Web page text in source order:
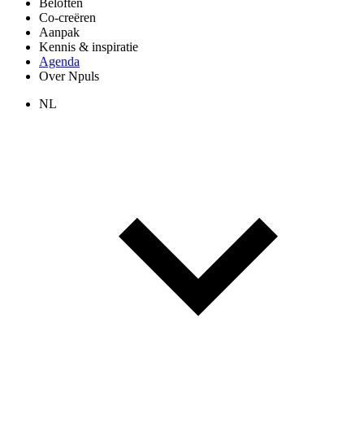
Beloften
Co-creëren
Aanpak
Kennis & inspiratie
Agenda
Over Npuls
NL